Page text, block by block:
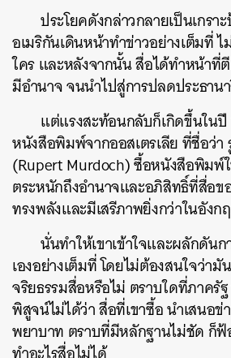
ประโยคดังกล่าวกลายเป็นเกร
อเมริกันเดินหน้าทำข่าวอย่างเต็มที่
ใคร และหลังจากนั้น สื่อได้ทำหน้า
มีอำนาจ จนนำไปสู่การปลดประธาน
แต่แรงสะท้อนกลับก็เกิดขึ้นในปี
หนังสือพิมพ์จากออสเตรเลีย ที่ชื่อว่า
(Rupert Murdoch) ซื้อหนังสือพิมพ์ใ
ตระหนักถึงอำนาจและอภิสิทธิ์ที่สื่อข
ทรงพลังและมีเสรีภาพยิ่งกว่าในอังก
นั่นทำให้เขาเข้าใจและผลักดัน
เองอย่างเต็มที่ โดยไม่ต้องสนใจว่า
จริยธรรมสื่อหรือไม่ ตราบใดที่ภาครั
พิสูจน์ไม่ได้ว่า สื่อที่เขาซื้อ นำเสนอ
พยาบาท ตราบที่มีหลักฐานไม่ชัด ก็